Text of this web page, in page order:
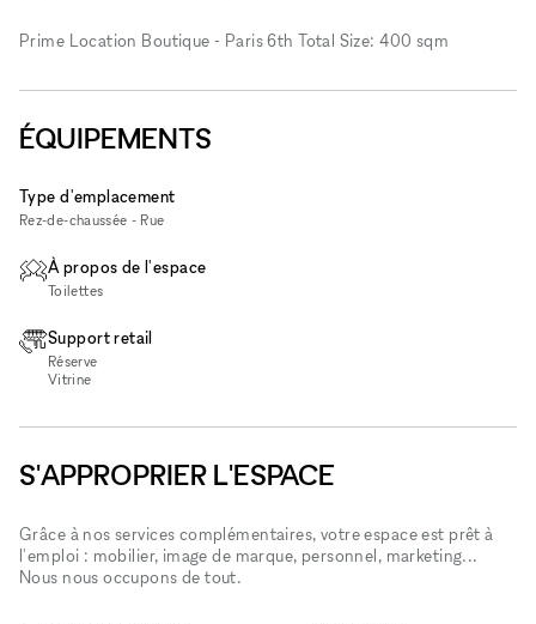
Prime Location Boutique - Paris 6th Total Size: 400 sqm
ÉQUIPEMENTS
Type d'emplacement
Rez-de-chaussée - Rue
À propos de l'espace
Toilettes
Support retail
Réserve
Vitrine
S'APPROPRIER L'ESPACE
Grâce à nos services complémentaires, votre espace est prêt à
l'emploi : mobilier, image de marque, personnel, marketing...
Nous nous occupons de tout.